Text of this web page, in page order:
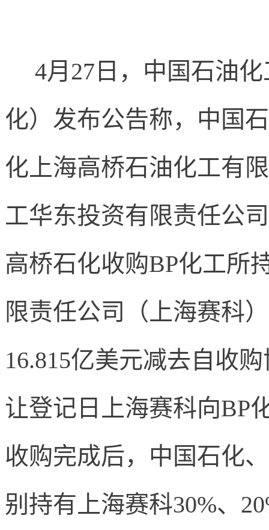
4月 27 日，中国石油
化）发布公告称，中国
化上海高桥石油化工有
工华东投资有限责任公
高桥石化收购BP化工所
限责任公司（上海赛科）
16.815亿美元减去自收
让登记日上海赛科向BP
收购完成后，中国石化
别持有上海赛科30%、